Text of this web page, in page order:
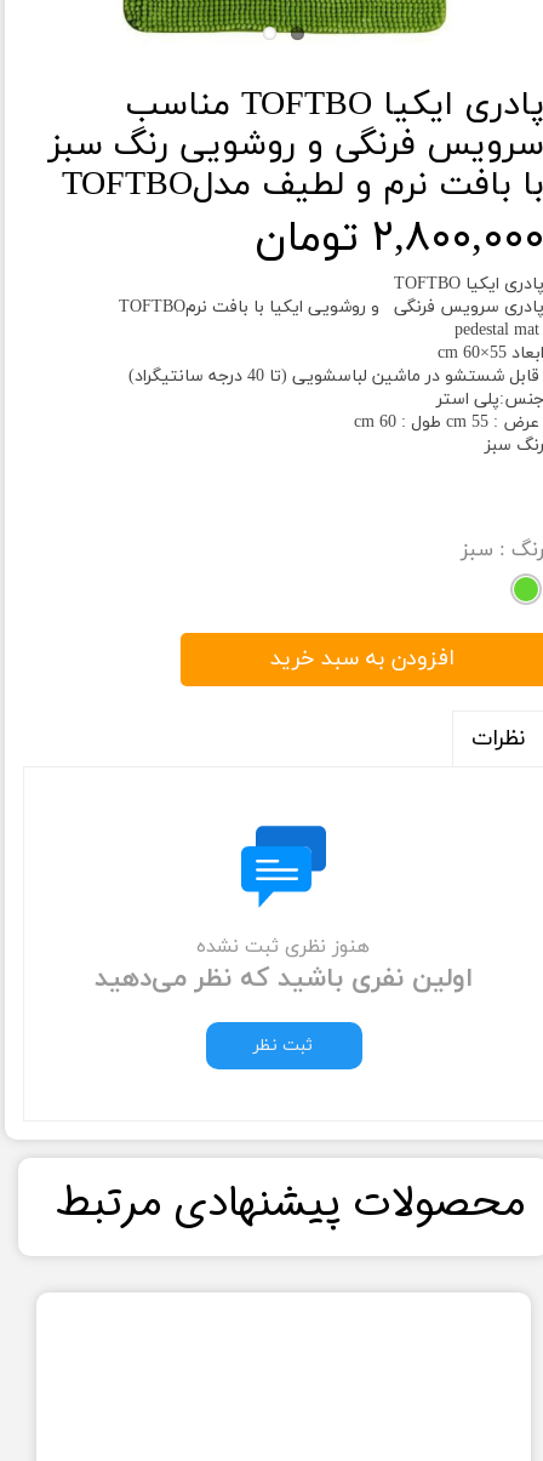
پادری ایکیا TOFTBO مناسب
سرویس فرنگی و روشویی رنگ سبز
با بافت نرم و لطیف مدلTOFTBO
۲,۸۰۰,۰۰۰ تومان
پادری ایکیا TOFTBO
پادری سرویس فرنگی و روشویی ایکیا با بافت نرمTOFTBO
ابعاد 55×60 cm
قابل شستشو در ماشین لباسشویی (تا 40 درجه سانتیگراد)
جنس:پلی استر
عرض : 55 cm طول : 60 cm
رنگ سبز
رنگ : سبز
افزودن به سبد خرید
نظرات
هنوز نظری ثبت نشده
اولین نفری باشید که نظر می‌دهید
ثبت نظر
​محصولات پیشنهادی مرتبط​​​​​​​